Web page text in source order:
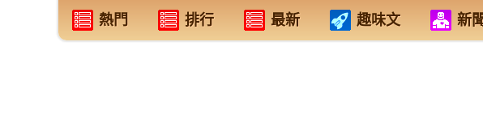
熱門 排行 最新 趣味文 新